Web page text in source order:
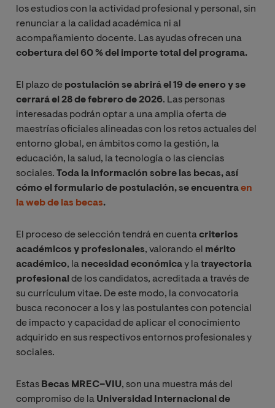
los estudios con la actividad profesional y personal, sin
renunciar a la calidad académica ni al
acompañamiento docente. Las ayudas ofrecen una
cobertura del 60 % del importe total del programa.
El plazo de postulación se abrirá el 19 de enero y se
cerrará el 28 de febrero de 2026. Las personas
interesadas podrán optar a una amplia oferta de
maestrías oficiales alineadas con los retos actuales del
entorno global, en ámbitos como la gestión, la
educación, la salud, la tecnología o las ciencias
sociales. Toda la información sobre las becas, así
cómo el formulario de postulación, se encuentraen
la web de las becas.
El proceso de selección tendrá en cuentacriterios
académicos y profesionales, valorando el mérito
académico, la necesidad económicay latrayectoria
profesional de los candidatos, acreditada a través de
su currículum vitae. De este modo, la convocatoria
busca reconocer a los y las postulantes con potencial
de impacto y capacidad de aplicar el conocimiento
adquirido en sus respectivos entornos profesionales y
sociales.
Estas Becas MREC–VIU, son una muestra más del
compromiso de la Universidad Internacional de